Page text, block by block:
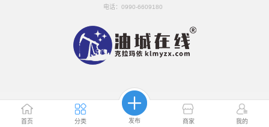
首页 分类 发布 商家 我的
电话： 0990-6609180